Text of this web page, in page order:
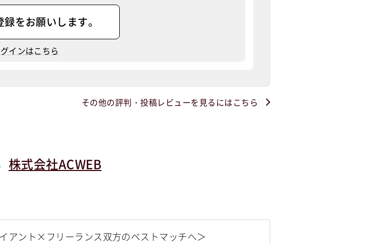
録をお願いします。
インはこちら
その他の評判・投稿レビューを見るにはこちら
株式会社ACWEB
アント×フリーランス双方のベストマッチへ＞